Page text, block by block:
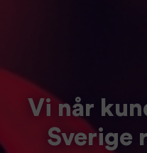
Vi når
Sverige